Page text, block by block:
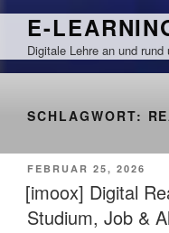
Zum
springen
E-
Digitale Lehre an und
SCHLAGWORT:
VERÖFFENTLICHT
AM
FEBRUAR 25, 2026
[imoox] Digital
Studium, Job &